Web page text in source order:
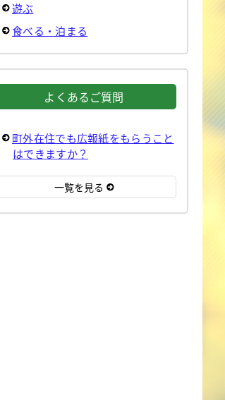
遊ぶ
食べる・泊まる
よくあるご質問
町外在住でも広報紙をもらうこと
はできますか？
一覧を見る